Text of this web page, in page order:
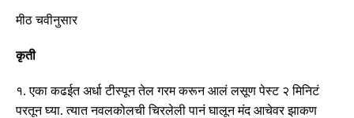
मीठ चवीनुसार
कृती
१.एका कढईत अर्धा टीस्पून तेल गरम करून आलं लसूण पेस्ट २ मिनिटं
परतून घ्या.त्यात नवलकोलची चिरलेली पानं घालून मंद आचेवर झाकण